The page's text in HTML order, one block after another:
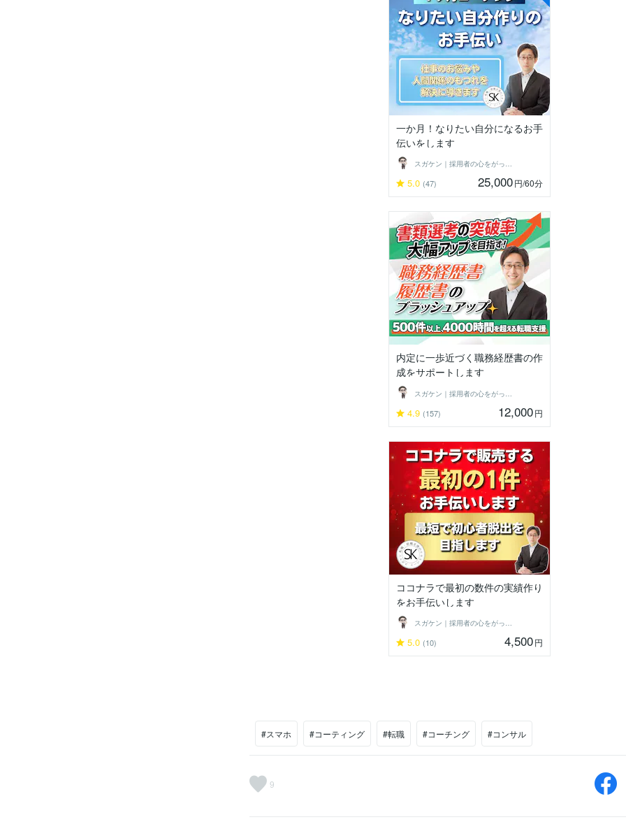
一か月！なりたい自分になるお手
伝いをします
スガケン｜採用者の心をがっちり掴む転職術
5.0 (47) 25,000円/60分
内定に一歩近づく職務経歴書の作
成をサポートします
4.9 (157) 12,000円
ココナラで最初の数件の実績作り
をお手伝いします
スガケン｜採用者の心をがっちり掴む転職術
5.0 (10) 4,500円
#スマホ #コーティング #転職 #コーチング #コンサル
9